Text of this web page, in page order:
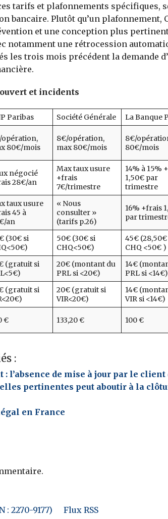
tarifs et plafonnements spécifiques,
bancaire. Plutôt qu’un plafonnement,
et une conception plus
notamment une rétrocession
les trois mois précédent la demande
et incidents
Paribas Société Générale
La Banque
opération,
80€/mois
8€/opération,
max 80€/mois
8€/
80€/mois
négocié
28€/an
Max taux usure
+frais
7€/trimestre
14% à 15%
1,50€ par
trimestre
taux usure
45 à
an
« Nous
consulter »
(tarifs p.26)
16% +frais
par
(30€ si
50€ (30€ si
CHQ<50€)
45€ (28,50€
CHQ <50€ )
(gratuit si
20€ (montant du
PRL si <20€)
14€
PRL si <14€)
(gratuit si
20€ (gratuit si
VIR<20€)
14€
VIR si <14€)
€ 133,20 € 100 €
:
l’absence de mise à jour par le client
pertinentes peut aboutir à la
en France
: 2270-9177) Flux RSS